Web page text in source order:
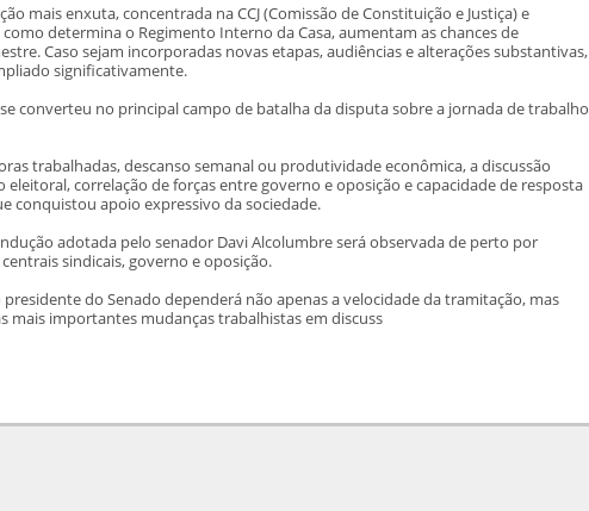
mais enxuta, concentrada na CCJ (Comissão de Constituição e Justiça) e
determina o Regimento Interno da Casa, aumentam as chances de
Caso sejam incorporadas novas etapas, audiências e alterações substantivas,
significativamente.
converteu no principal campo de batalha da disputa sobre a jornada de trabalho
trabalhadas, descanso semanal ou produtividade econômica, a discussão
eleitoral, correlação de forças entre governo e oposição e capacidade de resposta
conquistou apoio expressivo da sociedade.
adotada pelo senador Davi Alcolumbre será observada de perto por
sindicais, governo e oposição.
do Senado dependerá não apenas a velocidade da tramitação, mas
mais importantes mudanças trabalhistas em discuss